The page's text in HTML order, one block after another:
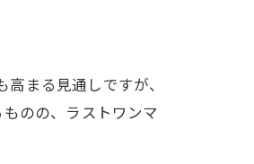
まる見通しですが、
のの、ラストワンマ